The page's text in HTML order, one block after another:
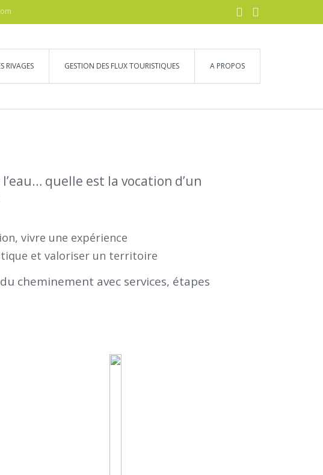
RIVAGES GESTION DES FLUX TOURISTIQUES A PROPOS
quelle est la vocation d’un
vivre une expérience
et valoriser un territoire
cheminement avec services, étapes